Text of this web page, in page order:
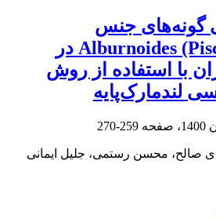
گونه‌های جنس
Alburnoides (Pisces: Cyprinidae) در
با استفاده از روش
لندمارک‌پایه
259-270
صالح، محسن رستمی، جلیل ایمانی